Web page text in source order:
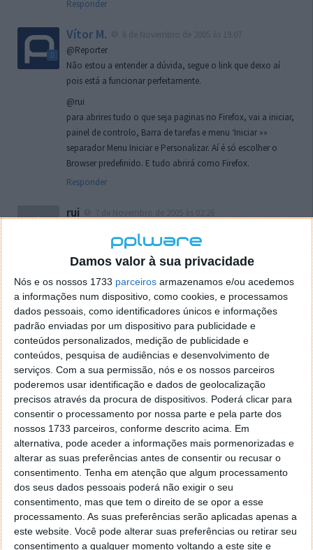
Damos valor à sua privacidade
Nós e os nossos 1733 parceiros armazenamos e/ou acedemos
a informações num dispositivo, como cookies, e processamos
dados pessoais, como identificadores únicos e informações
padrão enviadas por um dispositivo para publicidade e
conteúdos personalizados, medição de publicidade e
conteúdos, pesquisa de audiências e desenvolvimento de
serviços. Com a sua permissão, nós e os nossos parceiros
poderemos usar identificação e dados de geolocalização
precisos através da procura de dispositivos. Poderá clicar para
consentir o processamento por nossa parte e pela parte dos
nossos 1733 parceiros, conforme descrito acima. Em
alternativa, pode aceder a informações mais pormenorizadas e
alterar as suas preferências antes de consentir ou recusar o
consentimento. Tenha em atenção que algum processamento
dos seus dados pessoais poderá não exigir o seu
consentimento, mas que tem o direito de se opor a esse
processamento. As suas preferências serão aplicadas apenas a
este website. Você pode alterar suas preferências ou retirar seu
consentimento a qualquer momento voltando a este site e
Responder
Vítor M.
@Reporter
Não estou a entender a dúvida, segue o link que deixo aí
pois está a funcionar perfeitamente.
@rui
para abrires tudo o que seja paginas no Firefox, vai a iniciar,
painel de controlo, Barra de tarefas e menu ‘Iniciar »»
separador Menu Iniciar e Personalizar. Aí é só escolher o
Browser predefinido. E tudo abrirá como Firefox.
Responder
rui
localizaçao referida n se encontra la nada k me permita por
o firefox como browser predefenido
Ja percorri o painel
tentei apagar o explorer na tentativa de forçar o uso do
firefox mas em vao. Kaso te lembres de outra dica fico
agradecido, caso contrario obrigado a mesma
Responder
Vítor M.
7 de Novembro de 2005 às 01:39
@Reporter
Desculpa mas o link funciona. Seja como for segue por mail
o MSn Messenger 8.
Responder
Vítor M.
@Rui
Tens de encontrar o que te falei. Faz da seguinte maneira,
janela iniciar e no topo dessa janela com o botão direito do
rato faz propriedades. Depois no separador Menu ‘Iniciar’
clica no botão ‘Personalizar’ aí encontrarás no separador